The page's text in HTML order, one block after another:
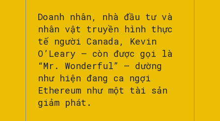
Doanh nhân, nhà đầu tư và
nhân vật truyền hình thực
tế người Canada, Kevin
O’Leary – còn được gọi là
“Mr. Wonderful” – dường
như hiện đang ca ngợi
Ethereum như một tài sản
giảm phát.